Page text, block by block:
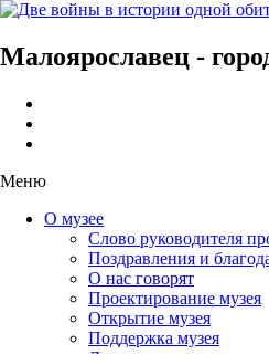
Малоярославец -
Меню
О музее
Слово руководителя
Поздравления и
О нас говорят
Проектирование музея
Открытие музея
Поддержка музея